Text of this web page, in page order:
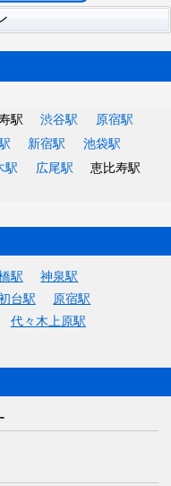
駅 渋谷駅
原宿駅
新宿駅
池袋駅
駅 広尾駅
恵比寿駅
駅
神泉駅
台駅
原宿駅
代々木上原駅